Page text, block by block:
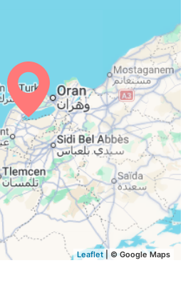
20:33
13:05 19:34 20:31
13:04 16:43 19:33 20:30
Leaflet| © Google Maps